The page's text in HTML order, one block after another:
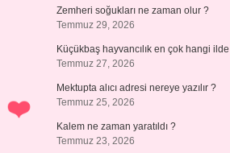
Zemheri soğukları ne zaman olur ?
Temmuz 29, 2026
Küçükbaş hayvancılık en çok hangi ilde
Temmuz 27, 2026
Mektupta alıcı adresi nereye yazılır ?
Temmuz 25, 2026
Kalem ne zaman yaratıldı ?
Temmuz 23, 2026